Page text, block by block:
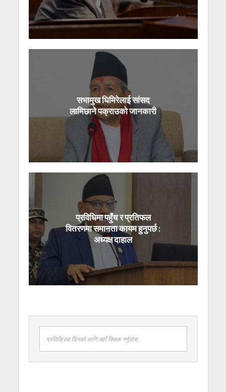
सभामुख घिमिरेलाई सांसद
लामिछाने पक्राउको जानकारी
प्रविधिमा पहुँच र प्रतिफल
वितरणमा समानता कायम हुनुपर्छ :
अध्यक्ष दाहाल
प्रतिक्रिया दिनको लागि यहाँ क्लिक गर्नुहोस्